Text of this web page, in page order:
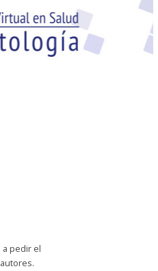
a pedir el